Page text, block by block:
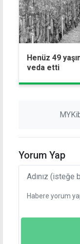
Henüz 49
veda etti
Yorum Yap